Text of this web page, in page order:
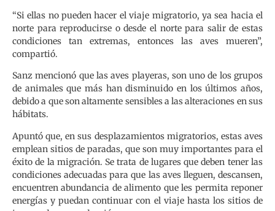
“Si ellas no pueden hacer el viaje migratorio, ya sea hacia el
norte para reproducirse o desde el norte para salir de estas
condiciones tan extremas, entonces las aves mueren”,
compartió.
Sanz mencionó que las aves playeras, son uno de los grupos
de animales que más han disminuido en los últimos años,
debido a que son altamente sensibles a las alteraciones en sus
hábitats.
Apuntó que, en sus desplazamientos migratorios, estas aves
emplean sitios de paradas, que son muy importantes para el
éxito de la migración. Se trata de lugares que deben tener las
condiciones adecuadas para que las aves lleguen, descansen,
encuentren abundancia de alimento que les permita reponer
energías y puedan continuar con el viaje hasta los sitios de